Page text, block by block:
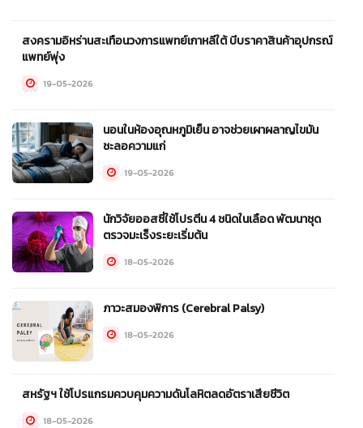
สงครามอิหร่านสะเทือนวงการแพทย์เกาหลีใต้ บีบราคาสินค้าอุปกรณ์
แพทย์พุ่ง
19-05-2026
นอนในห้องอุณหภูมิเย็น อาจช่วยเผาผลาญไขมัน
ชะลอความแก่
19-05-2026
นักวิจัยออสซี่ใช้โปรตีน 4 ชนิดในเลือด พัฒนาชุด
ตรวจมะเร็งระยะเริ่มต้น
18-05-2026
ภาวะสมองพิการ (Cerebral Palsy)
18-05-2026
สหรัฐฯ ใช้โปรแกรมควบคุมความดันโลหิตลดอัตราเสียชีวิต
18-05-2026